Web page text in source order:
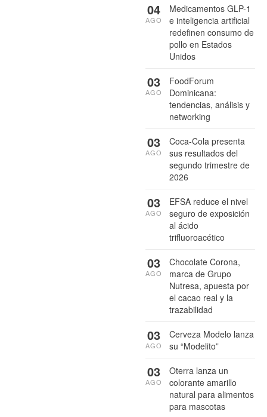
Medicamentos GLP-1
e inteligencia artificial
redefinen consumo de
pollo en Estados
Unidos
04
AGO
FoodForum
Dominicana:
tendencias, análisis y
networking
03
AGO
Coca-Cola presenta
sus resultados del
segundo trimestre de
2026
03
AGO
EFSA reduce el nivel
seguro de exposición
al ácido
trifluoroacético
03
AGO
Chocolate Corona,
marca de Grupo
Nutresa, apuesta por
el cacao real y la
trazabilidad
03
AGO
Cerveza Modelo lanza
su “Modelito”
03
AGO
Oterra lanza un
colorante amarillo
natural para alimentos
para mascotas
03
AGO